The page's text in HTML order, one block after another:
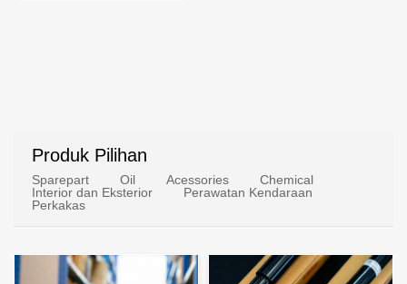
Produk Pilihan
Sparepart Oil Acessories
Chemical
Interior dan Eksterior
Perawatan Kendaraan
Perkakas